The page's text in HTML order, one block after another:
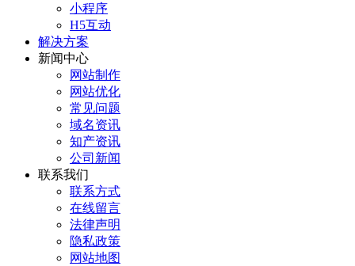
小程序
H5互动
解决方案
新闻中心
网站制作
网站优化
常见问题
域名资讯
知产资讯
公司新闻
联系我们
联系方式
在线留言
法律声明
隐私政策
网站地图